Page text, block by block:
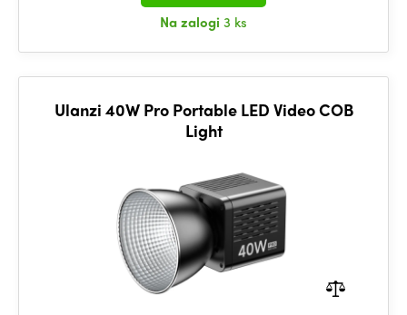
Na zalogi 3 ks
Ulanzi 40W Pro Portable LED Video COB
Light